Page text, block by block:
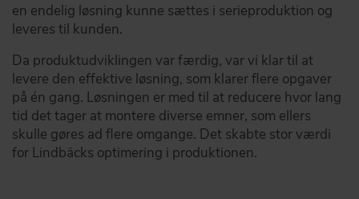
en endelig løsning kunne sættes i serieproduktion og
leveres til kunden.
Da produktudviklingen var færdig, var vi klar til at
levere den effektive løsning, som klarer flere opgaver
på én gang. Løsningen er med til at reducere hvor lang
tid det tager at montere diverse emner, som ellers
skulle gøres ad flere omgange. Det skabte stor værdi
for Lindbäcks optimering i produktionen.